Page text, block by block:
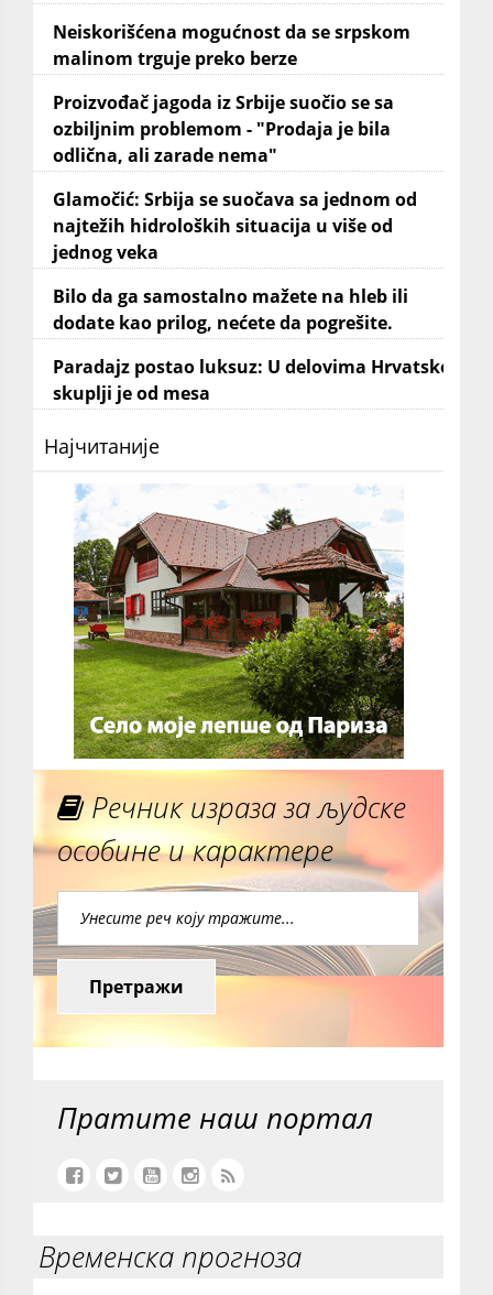
Neiskorišćena mogućnost da se srpskom
malinom trguje preko berze
Proizvođač jagoda iz Srbije suočio se sa
ozbiljnim problemom - "Prodaja je bila
odlična, ali zarade nema"
Glamočić: Srbija se suočava sa jednom od
najtežih hidroloških situacija u više od
jednog veka
Bilo da ga samostalno mažete na hleb ili
dodate kao prilog, nećete da pogrešite.
Paradajz postao luksuz: U delovima Hrvatske
skuplji je od mesa
Најчитаније
Речник израза за људске
особине и карактере
Претражи
Пратите наш портал
Временска прогноза